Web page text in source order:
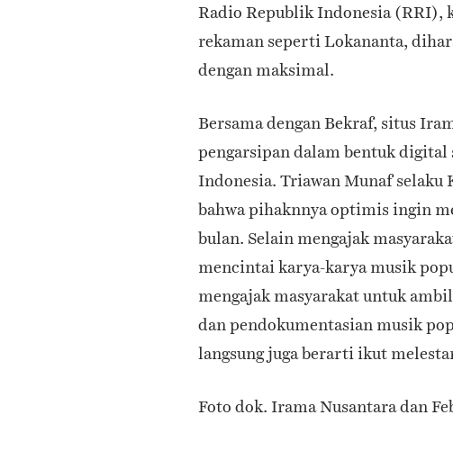
Radio Republik Indonesia (RRI),
rekaman seperti Lokananta,
dengan maksimal.
Bersama dengan Bekraf, situs
pengarsipan dalam bentuk
Indonesia. Triawan Munaf selaku
bahwa pihaknnya optimis ingin
bulan. Selain mengajak
mencintai karya-karya musik
mengajak masyarakat untuk
dan pendokumentasian musik
langsung juga berarti ikut
Foto dok. Irama Nusantara dan